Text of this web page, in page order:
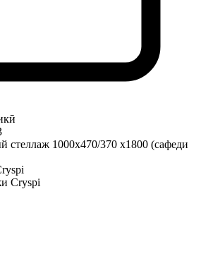
стеллаж 1000х470/370 х1800 (сафеди
Cryspi